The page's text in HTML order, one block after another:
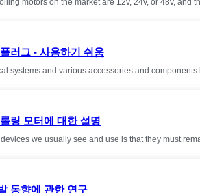
motors on the market are 12v, 24v, or 48v, and
러그 - 사용하기 쉬움
systems and various accessories and
링 모터에 대한 설명
devices we usually see and use is that they must
동향에 관한 연구